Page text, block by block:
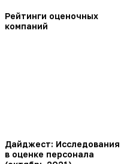
Рейтинги оценочных
компаний
Дайджест: Исследования
в оценке персонала